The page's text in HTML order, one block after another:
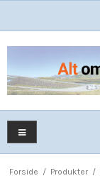
Forside / Produkter /